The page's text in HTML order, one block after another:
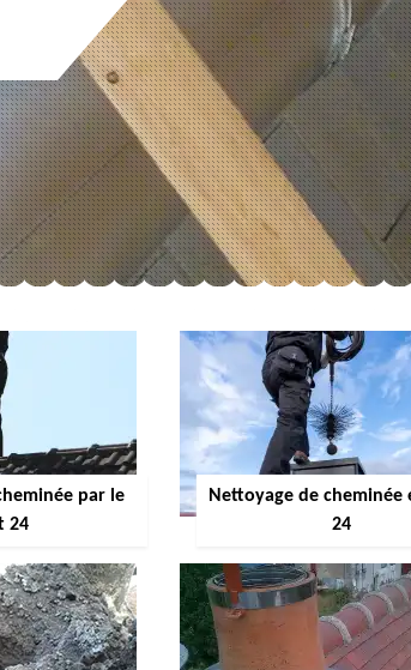
par le
24
Nettoyage de cheminée
24